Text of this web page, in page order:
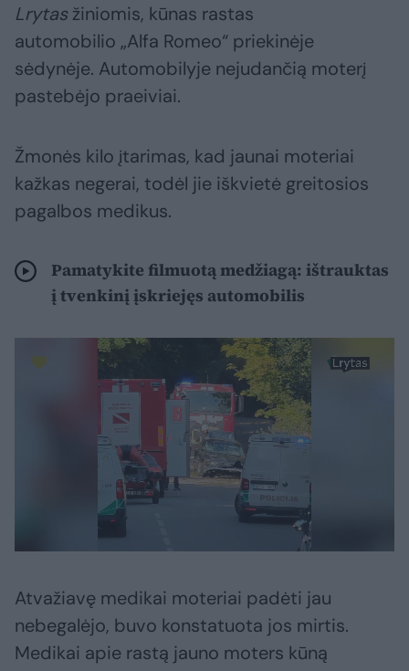
Lrytasžiniomis, kūnas rastas
automobilio „Alfa Romeo“ priekinėje
sėdynėje. Automobilyje nejudančią moterį
pastebėjo praeiviai.
Žmonės kilo įtarimas, kad jaunai moteriai
kažkas negerai, todėl jie iškvietė greitosios
pagalbos medikus.
Pamatykite filmuotą medžiagą: ištrauktas
į tvenkinį įskriejęs automobilis
Atvažiavę medikai moteriai padėti jau
nebegalėjo, buvo konstatuota jos mirtis.
Medikai apie rastą jauno moters kūną